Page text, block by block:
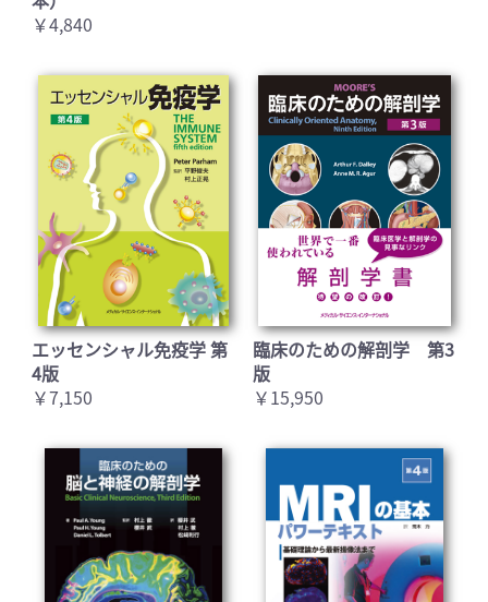
￥4,840
エッセンシャル免疫学 第
4版
￥7,150
臨床のための解剖学 第3
版
￥15,950